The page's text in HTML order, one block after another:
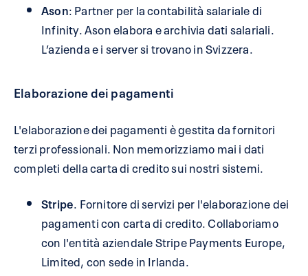
Ason: Partner per la contabilità salariale di
Infinity. Ason elabora e archivia dati salariali.
L’azienda e i server si trovano in Svizzera.
Elaborazione dei pagamenti
L'elaborazione dei pagamenti è gestita da fornitori
terzi professionali. Non memorizziamo mai i dati
completi della carta di credito sui nostri sistemi.
Stripe. Fornitore di servizi per l'elaborazione dei
pagamenti con carta di credito. Collaboriamo
con l'entità aziendale Stripe Payments Europe,
Limited, con sede in Irlanda.